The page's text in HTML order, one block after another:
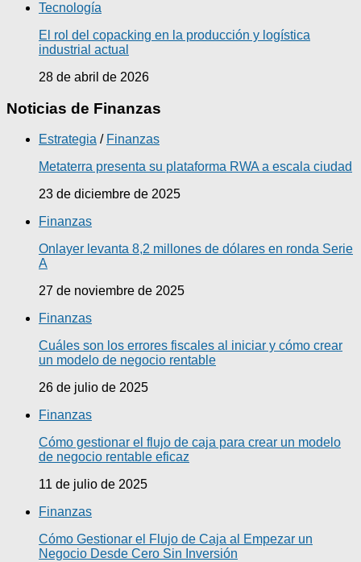
Tecnología
El rol del copacking en la producción y logística
industrial actual
28 de abril de 2026
Noticias de Finanzas
Estrategia / Finanzas
Metaterra presenta su plataforma RWA a escala ciudad
23 de diciembre de 2025
Finanzas
Onlayer levanta 8,2 millones de dólares en ronda Serie
A
27 de noviembre de 2025
Finanzas
Cuáles son los errores fiscales al iniciar y cómo crear
un modelo de negocio rentable
26 de julio de 2025
Finanzas
Cómo gestionar el flujo de caja para crear un modelo
de negocio rentable eficaz
11 de julio de 2025
Finanzas
Cómo Gestionar el Flujo de Caja al Empezar un
Negocio Desde Cero Sin Inversión